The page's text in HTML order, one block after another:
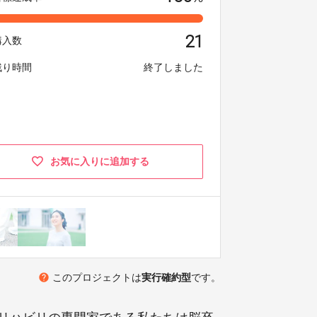
入数 21
り時間 終了しました
お気に入りに追加する
help このプロジェクトは実行確約型です。